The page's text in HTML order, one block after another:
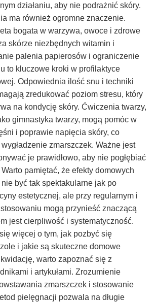
działaniu, aby nie podrażnić skóry.
ma również ogromne znaczenie.
bogata w warzywa, owoce i zdrowe
skórze niezbędnych witamin i
palenia papierosów i ograniczenie
to kluczowe kroki w profilaktyce
Odpowiednia ilość snu i techniki
zredukować poziom stresu, który
na kondycję skóry. Ćwiczenia twarzy,
gimnastyka twarzy, mogą pomóc w
i poprawie napięcia skóry, co
zmarszczek. Ważne jest
je prawidłowo, aby nie pogłębiać
pamiętać, że efekty domowych
być tak spektakularne jak po
estetycznej, ale przy regularnym i
mogą przynieść znaczącą
jest cierpliwość i systematyczność.
więcej o tym, jak pozbyć się
i jakie są skuteczne domowe
warto zapoznać się z
i artykułami. Zrozumienie
zmarszczek i stosowanie
pielęgnacji pozwala na długie